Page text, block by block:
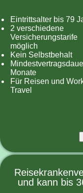
Eintrittsalter bis 79
2 verschiedene
Versicherungstarife
möglich
Kein Selbstbehalt
Monate
Für Reisen und
Travel
und kann bis